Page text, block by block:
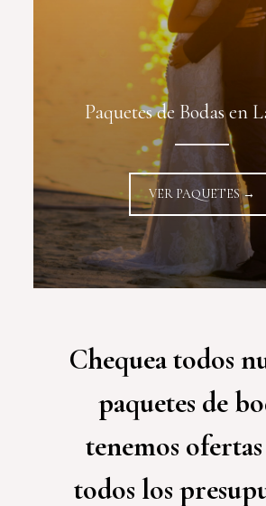
Paquetes de Bodas en
VER PAQUETES →
Chequea todos
paquetes de
tenemos
todos los